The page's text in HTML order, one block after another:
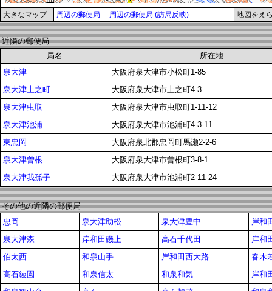
大きなマップ 周辺の郵便局 周辺の郵便局 (訪局反映) 地図をえ
近隣の郵便局
局名
所在地
泉大津
大阪府泉大津市小松町1-85
泉大津上之町
大阪府泉大津市上之町4-3
泉大津虫取
大阪府泉大津市虫取町1-11-12
泉大津池浦
大阪府泉大津市池浦町4-3-11
東忠岡
大阪府泉北郡忠岡町馬瀬2-2-6
泉大津曽根
大阪府泉大津市曽根町3-8-1
泉大津我孫子
大阪府泉大津市池浦町2-11-24
その他の近隣の郵便局
忠岡
泉大津助松 泉大津豊中
岸和
泉大津森
岸和田磯上 高石千代田
岸和
伯太西
和泉山手 岸和田西大路
春木
高石綾園
和泉信太 和泉和気
岸和